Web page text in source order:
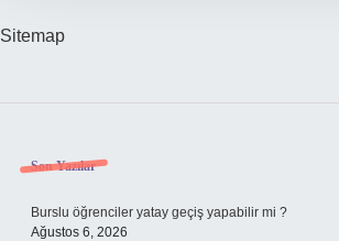
Sitemap
Sidebar
Son Yazılar
Burslu öğrenciler yatay geçiş yapabilir mi ?
Ağustos 6, 2026